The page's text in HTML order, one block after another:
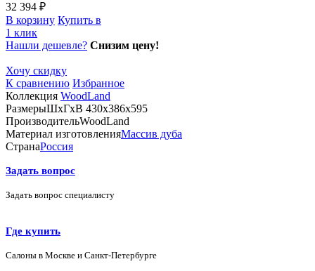
32 394 ₽
В корзину Купить в
1 клик
Нашли дешевле? Снизим цену!
Хочу скидку
К сравнению Избранное
Коллекция WoodLand
РазмерыШхГхВ 430х386х595
ПроизводительWoodLand
Материал изготовленияМассив дуба
СтранаРоссия
Задать вопрос
Задать вопрос специалисту
Где купить
Салоны в Москве и Санкт-Петербурге